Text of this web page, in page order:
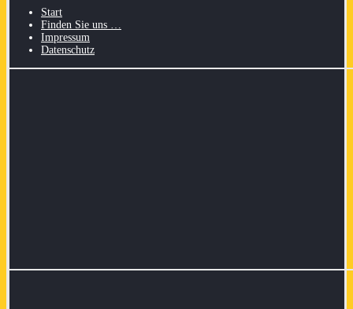
Start
Finden Sie uns …
Impressum
Datenschutz